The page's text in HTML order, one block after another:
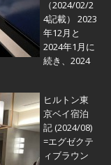
（2024/02/2
4記載） 2023
年12月と
2024年1月に
続き、2024
ヒルトン東
京ベイ宿泊
記 (2024/08)
=エグゼクテ
ィブラウン